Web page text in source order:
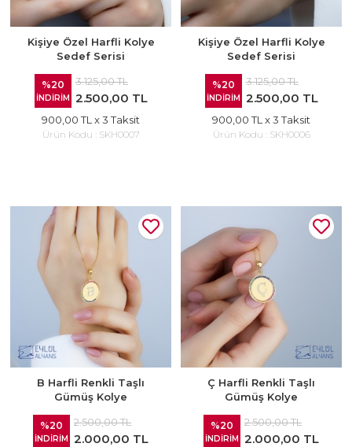
Kişiye Özel Harfli Kolye
Sedef Serisi
%20
İNDİRİM
3.125,00 TL
2.500,00 TL
900,00 TL x 3 Taksit
Ürün Kodu : SKH0007
Kişiye Özel Harfli Kolye
Sedef Serisi
%20
İNDİRİM
3.125,00 TL
2.500,00 TL
900,00 TL x 3 Taksit
Ürün Kodu : SKH0006
B Harfli Renkli Taşlı
Gümüş Kolye
%20
İNDİRİM
2.500,00 TL
2.000,00 TL
Ç Harfli Renkli Taşlı
Gümüş Kolye
%20
İNDİRİM
2.500,00 TL
2.000,00 TL